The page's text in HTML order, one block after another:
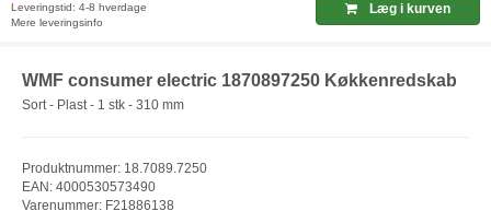
Leveringstid: 4-8 hverdage
Mere leveringsinfo
Læg i kurven
WMF consumer electric 1870897250 Køkkenredskab
Sort - Plast - 1 stk - 310 mm
Produktnummer: 18.7089.7250
EAN: 4000530573490
Varenummer: F21886138